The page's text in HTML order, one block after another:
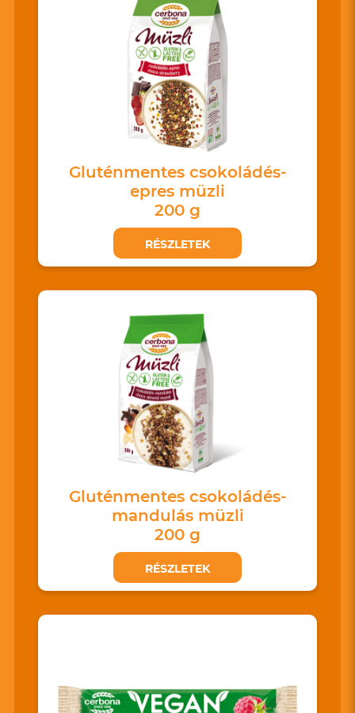
Gluténmentes csokoládés-
epres müzli
200 g
RÉSZLETEK
Gluténmentes csokoládés-
mandulás müzli
200 g
RÉSZLETEK